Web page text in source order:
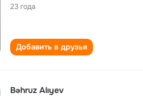
23 года
Добавить в друзья
Bəhruz Alıyev